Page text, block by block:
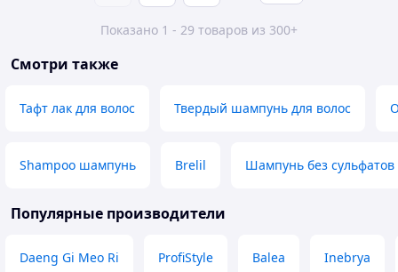
Показано 1 - 29 товаров из 300+
Смотри также
Тафт лак для волос Твердый шампунь для волос
Shampoo шампунь Brelil Шампунь без сульфатов
Популярные производители
Daeng Gi Meo Ri ProfiStyle Balea Inebrya